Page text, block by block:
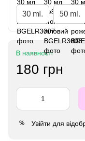
30 ml. 50 ml.
В наявності
180 грн
% Увійти для